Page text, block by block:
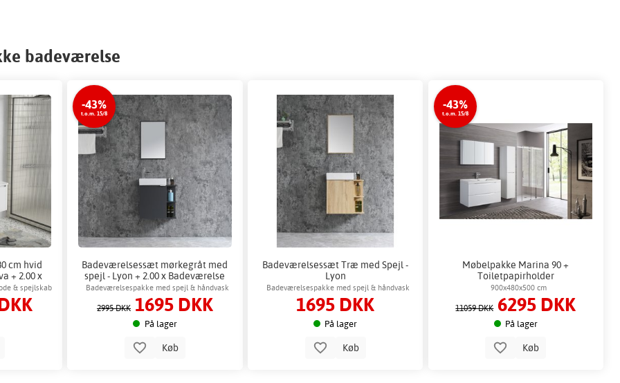
badeværelse
cm hvid
+ 2.00 x
& spejlskab
-43%
t.o.m. 15/8
Badeværelsessæt mørkegråt med
spejl - Lyon + 2.00 x Badeværelse
krog
Badeværelsespakke med spejl & håndvask
2995 DKK 1695 DKK
På lager
Køb
Badeværelsessæt Træ med Spejl -
Lyon
Badeværelsespakke med spejl & håndvask
1695 DKK
På lager
Køb
-43%
t.o.m. 15/8
Møbelpakke Marina 90 +
Toiletpapirholder
900x480x500 cm
11059 DKK 6295 DKK
På lager
Køb